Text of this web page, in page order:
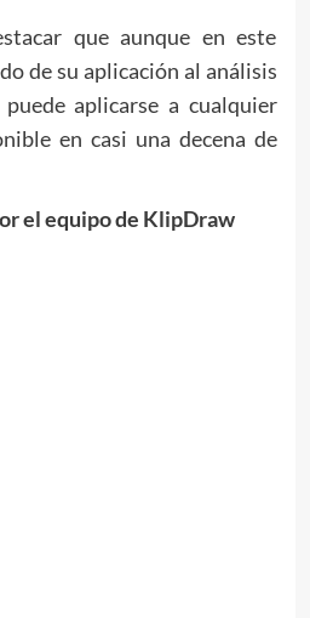
que aunque en este
de su aplicación al análisis
aplicarse a cualquier
en casi una decena de
el equipo de KlipDraw